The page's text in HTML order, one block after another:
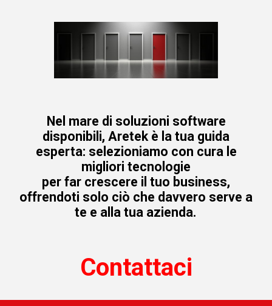
Nel mare di soluzioni software
disponibili, Aretek è la tua guida
esperta: selezioniamo con cura le
migliori tecnologie
per far crescere il tuo business,
offrendoti solo ciò che davvero serve a
te e alla tua azienda.
Contattaci